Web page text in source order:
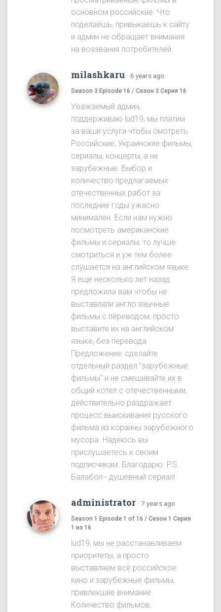
основном российские. Что
поделаешь, привыкаешь к сайту
и админ не обращает внимания
на воззвания потребителей.
milashkaru · 6 years ago
Season 3 Episode 16 / Сезон 3 Серия 16
Уважаемый админ,
поддерживаю lud19, мы платим
за ваши услуги чтобы смотреть
Российские, Украинские фильмы,
сериалы, концерты, а не
зарубежные. Выбор и
количество предлагаемых
отечественных работ за
последние годы ужасно
минимален. Если нам нужно
посмотреть американские
фильмы и сериалы, то лучше
смотриться и уж тем более
слушается на английском языке.
Я еще несколько лет назад
предложила вам чтобы не
выставляли англо язычные
фильмы с переводом, просто
выставите их на английском
языке, без перевода.
Предложение: сделайте
отдельный раздел "зарубежные
фильмы" и не смешивайте их в
общий котел с отечественными,
действительно раздражает
процесс выискивания русского
фильма из корзины зарубежного
мусора. Надеюсь вы
прислушаетесь к своим
подписчикам. Благодарю. P.S.
Балабол - душевный сериал!
administrator · 7 years ago
Season 1 Episode 1 of 16 / Сезон 1 Серия
1 из 16
lud19, мы не расстанавливаем
приоритеты, а просто
выставляем всё российское
кино и зарубежные фильмы,
привлекшие внимание.
Количество фильмов,